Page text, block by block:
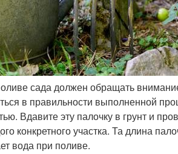
сада должен обращать
в правильности выполненной
Вдавите эту палочку в грунт и
конкретного участка. Та длина
вода при поливе.